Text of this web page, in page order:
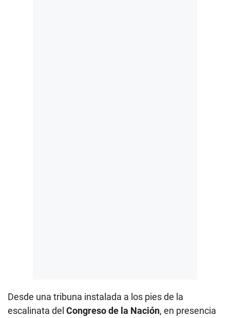
Desde una tribuna instalada a los pies de la
escalinata del Congreso de la Nación, en presencia